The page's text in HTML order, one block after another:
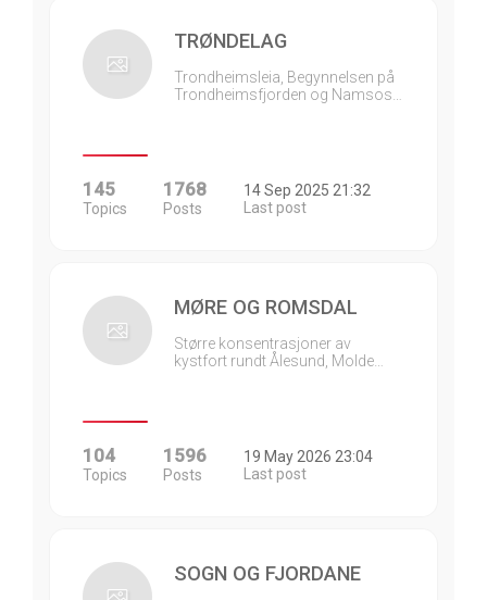
TRØNDELAG
Trondheimsleia, Begynnelsen på
Trondheimsfjorden og Namsos…
145
Topics
1768
Posts
14 Sep 2025 21:32
Last post
MØRE OG ROMSDAL
Større konsentrasjoner av
kystfort rundt Ålesund, Molde…
104
Topics
1596
Posts
19 May 2026 23:04
Last post
SOGN OG FJORDANE